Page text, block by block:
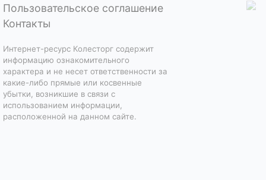
Пользовательское соглашение
Контакты
Интернет-ресурс Колесторг содержит
информацию ознакомительного
характера и не несет ответственности за
какие-либо прямые или косвенные
убытки, возникшие в связи с
использованием информации,
расположенной на данном сайте.